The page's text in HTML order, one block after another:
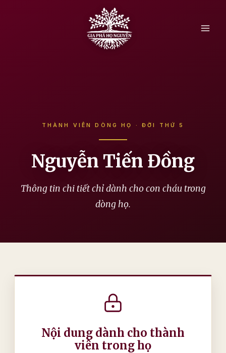
THÀNH VIÊN DÒNG HỌ · ĐỜI THỨ 5
Nguyễn Tiến Đồng
Thông tin chi tiết chỉ dành cho con cháu trong
dòng họ.
Nội dung dành cho thành
viên trong họ